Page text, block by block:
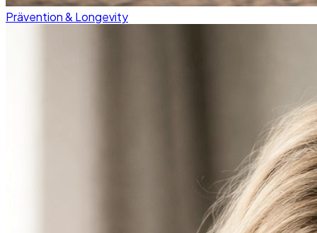
Prävention & Longevity